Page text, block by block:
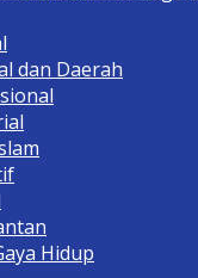
dan Daerah
Hidup